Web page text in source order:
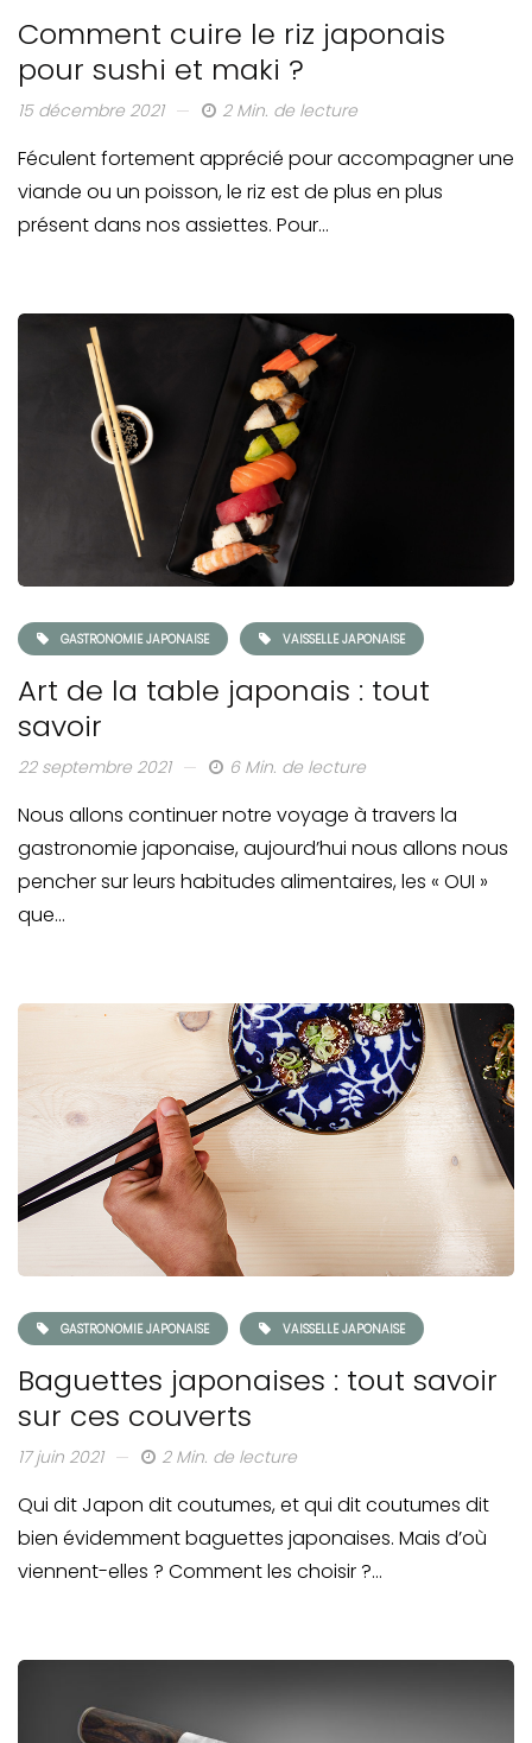
Comment cuire le riz japonais
pour sushi et maki ?
15 décembre 2021 2 Min. de lecture
Féculent fortement apprécié pour accompagner une
viande ou un poisson, le riz est de plus en plus
présent dans nos assiettes. Pour…
GASTRONOMIE JAPONAISE VAISSELLE JAPONAISE
Art de la table japonais : tout
savoir
22 septembre 2021 6 Min. de lecture
Nous allons continuer notre voyage à travers la
gastronomie japonaise, aujourd’hui nous allons nous
pencher sur leurs habitudes alimentaires, les « OUI »
que…
GASTRONOMIE JAPONAISE VAISSELLE JAPONAISE
Baguettes japonaises : tout savoir
sur ces couverts
17 juin 2021 2 Min. de lecture
Qui dit Japon dit coutumes, et qui dit coutumes dit
bien évidemment baguettes japonaises. Mais d’où
viennent-elles ? Comment les choisir ?…